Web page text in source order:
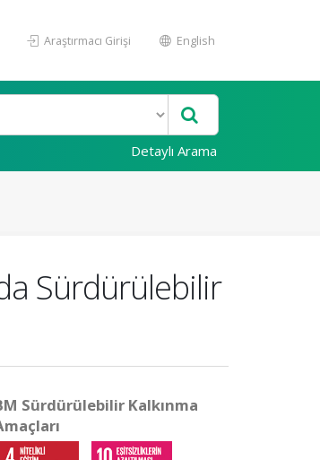
Araştırmacı Girişi English
Detaylı Arama
Sürdürülebilir
Sürdürülebilir Kalkınma